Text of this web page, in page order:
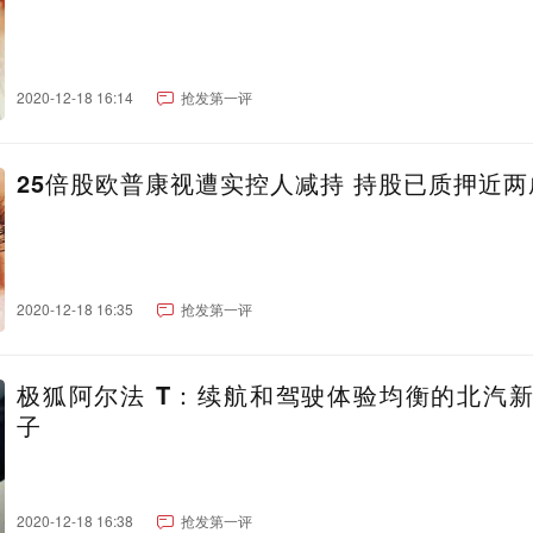
2020-12-18 16:14 抢发第一评
25倍股欧普康视遭实控人减持 持股已质押近
2020-12-18 16:35 抢发第一评
极狐阿尔法 T：续航和驾驶体验均衡的北汽
子
2020-12-18 16:38 抢发第一评